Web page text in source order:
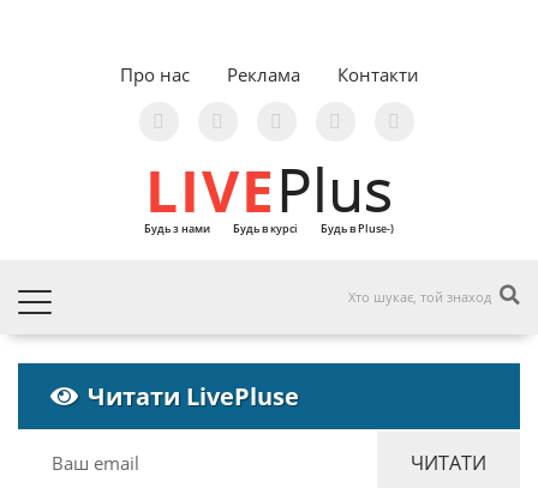
Про нас Реклама Контакти
LIVEPlus
Будь з нами Будь в курсі Будь в Pluse-)
Читати LivePluse